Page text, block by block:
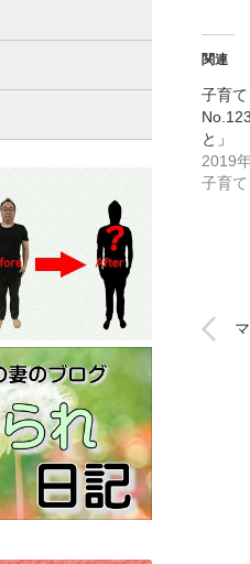
関連
子育
と」
2019
子育